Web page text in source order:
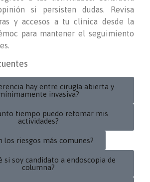
si persisten dudas. Revisa
y accesos a tu clínica desde la
para mantener el seguimiento
hay entre cirugía abierta y
invasiva?
tiempo puedo retomar mis
actividades?
los riesgos más comunes?
si soy candidato a endoscopia de
columna?